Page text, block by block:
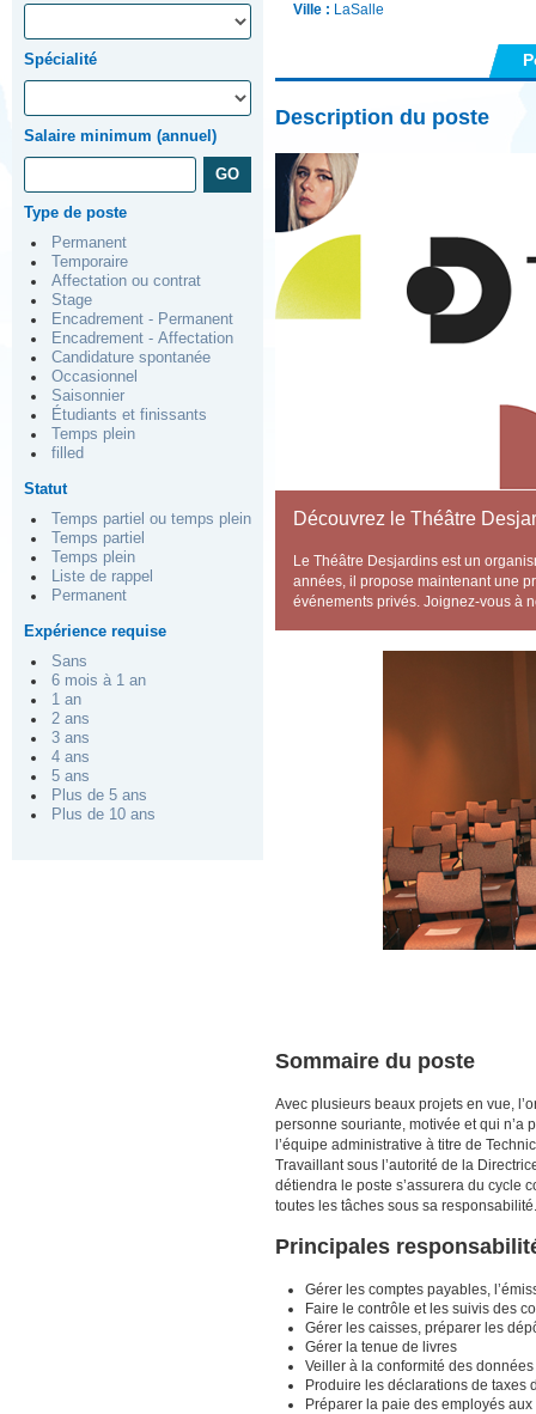
Spécialité
Salaire minimum (annuel)
Type de poste
Permanent
Temporaire
Affectation ou contrat
Stage
Encadrement - Permanent
Encadrement - Affectation
Candidature spontanée
Occasionnel
Saisonnier
Étudiants et finissants
Temps plein
filled
Statut
Temps partiel ou temps plein
Temps partiel
Temps plein
Liste de rappel
Permanent
Expérience requise
Sans
6 mois à 1 an
1 an
2 ans
3 ans
4 ans
5 ans
Plus de 5 ans
Plus de 10 ans
Ville : LaSalle
Description du poste
Découvrez le Théâtre
Le Théâtre Desjardins est un
années, il propose maintenant une
événements privés. Joignez-vous à
Sommaire du poste
Avec plusieurs beaux projets en vue,
personne souriante, motivée et qui n’a
l’équipe administrative à titre de
Travaillant sous l’autorité de la
détiendra le poste s’assurera du cycle
toutes les tâches sous sa responsabilité.
Principales
Gérer les comptes payables,
Faire le contrôle et les suivis des
Gérer les caisses, préparer les
Gérer la tenue de livres
Veiller à la conformité des données
Produire les déclarations de taxes
Préparer la paie des employés